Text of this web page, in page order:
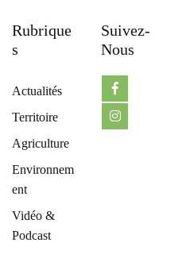
Rubrique
S
Actualités
Territoire
Agriculture
Environnem
ent
Vidéo &
Podcast
Suivez-
Nous